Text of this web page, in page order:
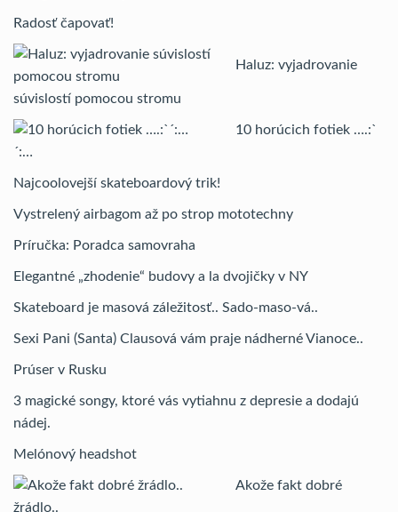
Radosť čapovať!
Haluz: vyjadrovanie
súvislostí pomocou stromu
10 horúcich fotiek ….:`
´:…
Najcoolovejší skateboardový trik!
Vystrelený airbagom až po strop mototechny
Príručka: Poradca samovraha
Elegantné „zhodenie“ budovy a la dvojičky v NY
Skateboard je masová záležitosť.. Sado-maso-vá..
Sexi Pani (Santa) Clausová vám praje nádherné Vianoce..
Prúser v Rusku
3 magické songy, ktoré vás vytiahnu z depresie a dodajú
nádej.
Melónový headshot
Akože fakt dobré
žrádlo..